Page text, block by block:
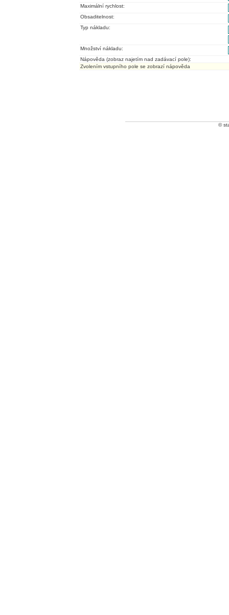
Maximální rychlost:
Obsaditelnost:
Typ nákladu:
Množství nákladu:
Nápověda (zobraz najetím nad zadávací pole):
Zvolením vstupního pole se zobrazí nápověda
©